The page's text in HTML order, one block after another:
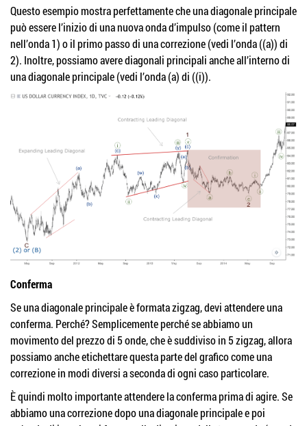
Questo esempio mostra perfettamente che una diagonale principale
può essere l’inizio di una nuova onda d’impulso (come il pattern
nell’onda 1) o il primo passo di una correzione (vedi l’onda ((a)) di
2). Inoltre, possiamo avere diagonali principali anche all’interno di
una diagonale principale (vedi l’onda (a) di ((i)).
Conferma
Se una diagonale principale è formata zigzag, devi attendere una
conferma. Perché? Semplicemente perché se abbiamo un
movimento del prezzo di 5 onde, che è suddiviso in 5 zigzag, allora
possiamo anche etichettare questa parte del grafico come una
correzione in modi diversi a seconda di ogni caso particolare.
È quindi molto importante attendere la conferma prima di agire. Se
abbiamo una correzione dopo una diagonale principale e poi